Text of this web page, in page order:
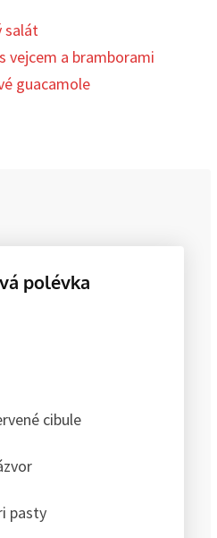
salát
vejcem a bramborami
guacamole
polévka
cibule
pasty